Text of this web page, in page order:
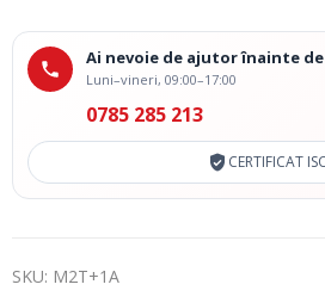
Ai nevoie de ajutor înainte de
Luni–vineri, 09:00–17:00
0785 285 213
CERTIFICAT
SKU: M2T+1A